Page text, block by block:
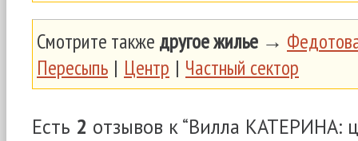
Смотрите также другое жилье →
Пересыпь | Центр | Частный сектор
Есть 2 отзывов к “Вилла КАТЕРИНА: